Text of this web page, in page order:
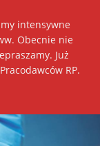
A A+ A++
intensywne
Obecnie nie
Już
RP.